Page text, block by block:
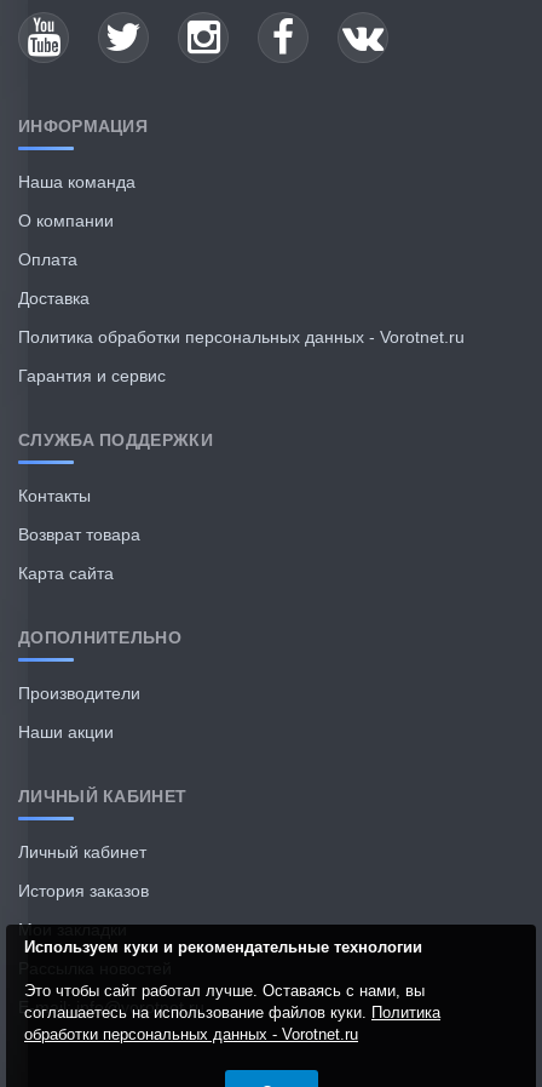
ИНФОРМАЦИЯ
Наша команда
О компании
Оплата
Доставка
Политика обработки персональных данных - Vorotnet.ru
Гарантия и сервис
СЛУЖБА ПОДДЕРЖКИ
Контакты
Возврат товара
Карта сайта
ДОПОЛНИТЕЛЬНО
Производители
Наши акции
ЛИЧНЫЙ КАБИНЕТ
Личный кабинет
История заказов
Мои закладки
E-mail: info@vorotnet.ru
Используем куки и рекомендательные технологии
Это чтобы сайт работал лучше. Оставаясь с нами, вы
соглашаетесь на использование файлов куки. Политика
обработки персональных данных - Vorotnet.ru